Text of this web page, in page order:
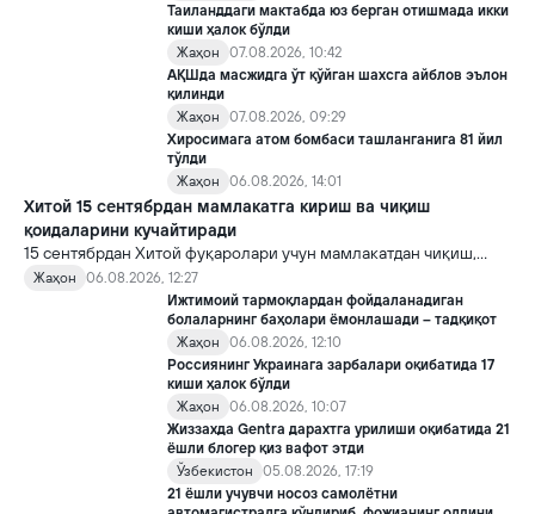
Таиланддаги мактабда юз берган отишмада икки
киши ҳалок бўлди
Жаҳон
07.08.2026, 10:42
АҚШда масжидга ўт қўйган шахсга айблов эълон
қилинди
Жаҳон
07.08.2026, 09:29
Хиросимага атом бомбаси ташланганига 81 йил
тўлди
Жаҳон
06.08.2026, 14:01
Хитой 15 сентябрдан мамлакатга кириш ва чиқиш
қоидаларини кучайтиради
15 сентябрдан Хитой фуқаролари учун мамлакатдан чиқиш,
хорижликлар учун эса Хитойга кириш тартиби бўйича янги
қоидалар кучга киради.
Жаҳон
06.08.2026, 12:27
Ижтимоий тармоқлардан фойдаланадиган
болаларнинг баҳолари ёмонлашади – тадқиқот
Жаҳон
06.08.2026, 12:10
Россиянинг Украинага зарбалари оқибатида 17
киши ҳалок бўлди
Жаҳон
06.08.2026, 10:07
Жиззахда Gentra дарахтга урилиши оқибатида 21
ёшли блогер қиз вафот этди
Ўзбекистон
05.08.2026, 17:19
21 ёшли учувчи носоз самолётни